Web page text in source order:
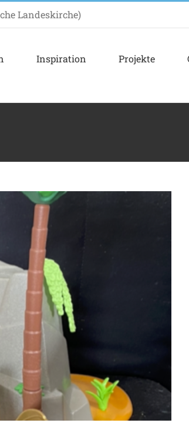
Landeskirche)
Inspiration Projekte